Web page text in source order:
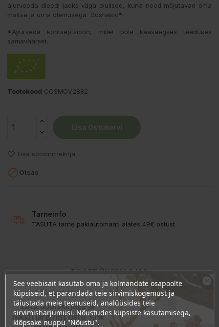
ajurveeda dieedi jaoks väga olulised, kuna need mõjutavad oma
maitse ja õrna olemusega Doshasid*.
*Ayurveda kontseptsioon, millel pole kaasaegses teaduses
samaväärset.
Tootekood COSMOV2882
Lisa soovinimekirja
Otsas
Tarneinfo
TASUTA tarne pakiautomaati alates 49€ ostust
TOOTE ÜKSIKASJAD
KLIENDI KOMMENTAARID
See veebisait kasutab oma ja kolmandate osapoolte
küpsiseid, et parandada teie sirvimiskogemust ja
täiustada meie teenuseid, analüüsides teie
sirvimisharjumusi. Nõustudes küpsiste kasutamisega,
klõpsake nuppu "Nõustu".
Ära veel lahku!
Liitu uudiskirjaga ja
naudi järgmist ostu 10%